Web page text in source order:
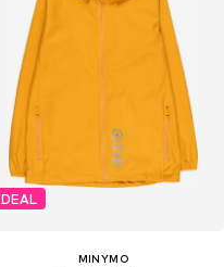
DEAL
MINYMO